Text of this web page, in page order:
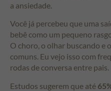
a ansiedade.
Você já percebeu que uma
bebê como um pequeno
O choro, o olhar buscando e
comuns. Eu vejo isso com
rodas de conversa entre pais.
Estudos sugerem que até